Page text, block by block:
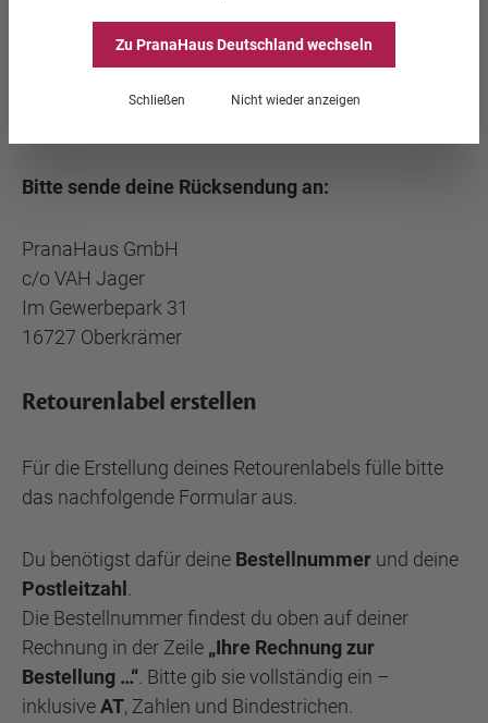
Rücksendung
Bitte sende deine Rücksendung an:
PranaHaus GmbH
c/o VAH Jager
Im Gewerbepark 31
16727 Oberkrämer
Retourenlabel erstellen
Für die Erstellung deines Retourenlabels fülle bitte
das nachfolgende Formular aus.
Du benötigst dafür deine Bestellnummer und deine
Postleitzahl
Die Bestellnummer findest du oben auf deiner
Rechnung in der Zeile „Ihre Rechnung zur
Bestellung …“ . Bitte gib sie vollständig ein –
inklusiveAT, Zahlen und Bindestrichen.
Zu PranaHausDeutschland wechseln
Schließen Nicht wieder anzeigen